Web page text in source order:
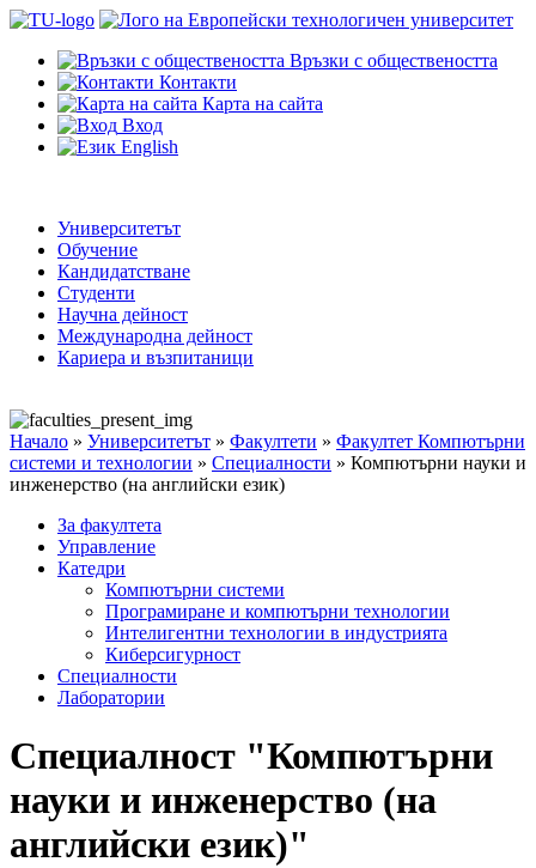
Връзки с обществеността
Контакти
Карта на сайта
Вход
English
Университетът
Обучение
Кандидатстване
Студенти
Научна дейност
Международна дейност
Кариера и възпитаници
Начало » Университетът » Факултети » Факултет Компютърни
системи и технологии » Специалности » Компютърни науки и
инженерство (на английски език)
За факултета
Управление
Катедри
Компютърни системи
Програмиране и компютърни технологии
Интелигентни технологии в индустрията
Киберсигурност
Специалности
Лаборатории
Специалност "Компютърни
науки и инженерство (на
английски език)"